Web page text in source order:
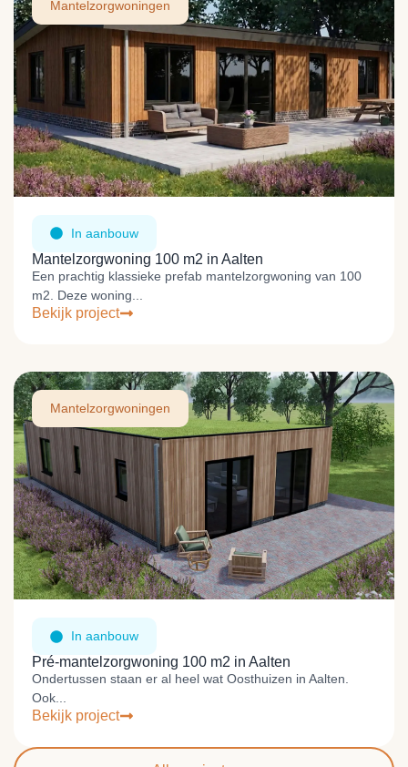
Mantelzorgwoningen
In aanbouw
Mantelzorgwoning 100 m2 in Aalten
Een prachtig klassieke prefab mantelzorgwoning van 100
m2. Deze woning...
Bekijk project
Mantelzorgwoningen
In aanbouw
Pré-mantelzorgwoning 100 m2 in Aalten
Ondertussen staan er al heel wat Oosthuizen in Aalten.
Ook...
Bekijk project